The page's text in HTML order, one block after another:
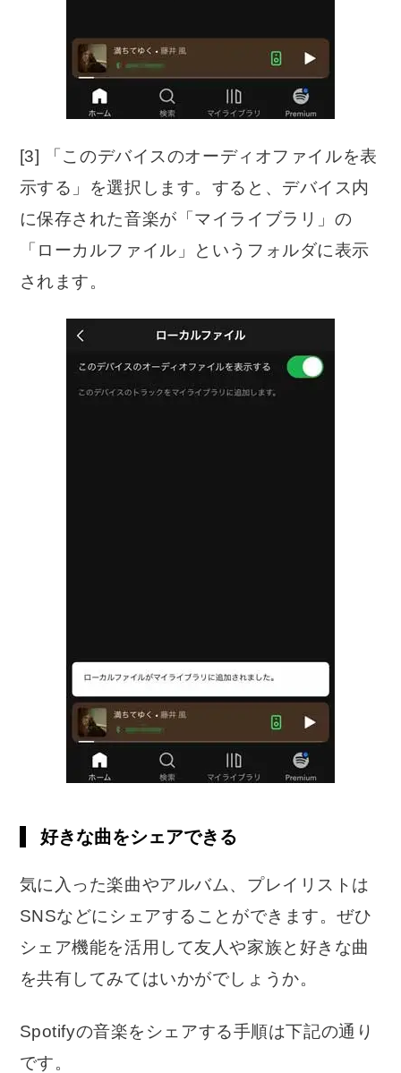
[3] 「このデバイスのオーディオファイルを表
示する」を選択します。すると、デバイス内
に保存された音楽が「マイライブラリ」の
「ローカルファイル」というフォルダに表示
されます。
好きな曲をシェアできる
気に入った楽曲やアルバム、プレイリストは
SNSなどにシェアすることができます。ぜひ
シェア機能を活用して友人や家族と好きな曲
を共有してみてはいかがでしょうか。
Spotifyの音楽をシェアする手順は下記の通り
です。